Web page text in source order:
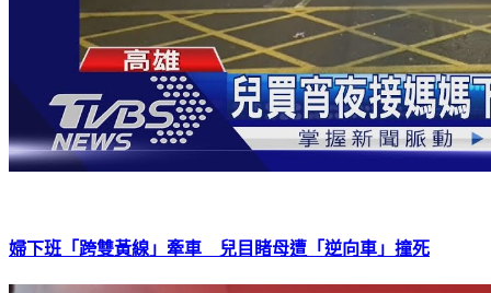
婦下班「跨雙黃線」牽車 兒目睹母遭「逆向車」撞死